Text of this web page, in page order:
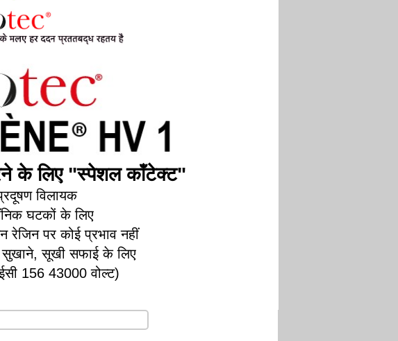
के लिए "स्पेशल कॉंटेक्ट"
विलायक
घटकों के लिए
रेजिन पर कोई प्रभाव नहीं
सुखाने, सूखी सफाई के लिए
156 43000 वोल्ट)